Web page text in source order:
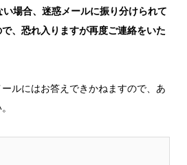
場合、迷惑メールに振り分けられて
、恐れ入りますが再度ご連絡をいた
ルにはお答えできかねますので、あ